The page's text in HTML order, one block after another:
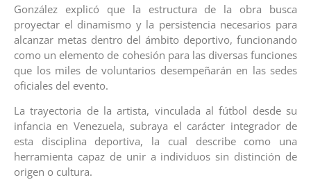
González explicó que la estructura de la obra busca
proyectar el dinamismo y la persistencia necesarios para
alcanzar metas dentro del ámbito deportivo, funcionando
como un elemento de cohesión para las diversas funciones
que los miles de voluntarios desempeñarán en las sedes
oficiales del evento.
La trayectoria de la artista, vinculada al fútbol desde su
infancia en Venezuela, subraya el carácter integrador de
esta disciplina deportiva, la cual describe como una
herramienta capaz de unir a individuos sin distinción de
origen o cultura.